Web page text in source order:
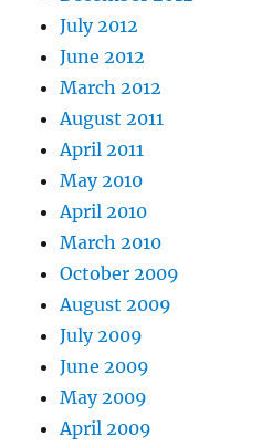
July 2012
June 2012
March 2012
August 2011
April 2011
May 2010
April 2010
March 2010
October 2009
August 2009
July 2009
June 2009
May 2009
April 2009